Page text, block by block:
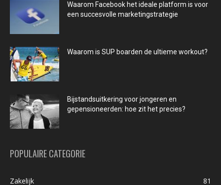
Waarom Facebook het ideale platform is voor
een succesvolle marketingstrategie
Waarom is SUP boarden de ultieme workout?
Bijstandsuitkering voor jongeren en
gepensioneerden: hoe zit het precies?
POPULAIRE CATEGORIE
Zakelijk
81